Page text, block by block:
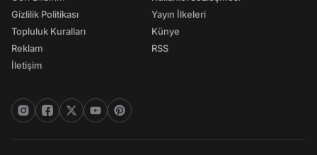
Gizlilik Politikası
Topluluk Kuralları
Reklam
İletişim
Yayın İlkeleri
Künye
RSS